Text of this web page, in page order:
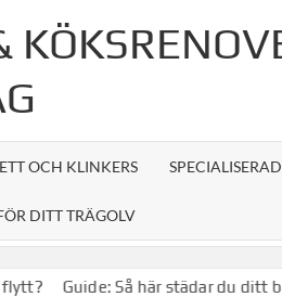
OCH KLINKERS
DITT TRÄGOLV
Guide: Så här städar du ditt badrum